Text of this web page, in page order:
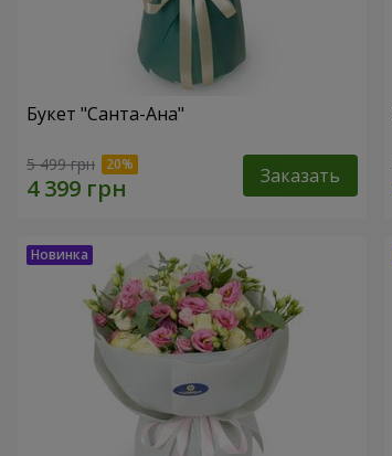
Букет "Санта-Ана"
5 499 грн Заказать